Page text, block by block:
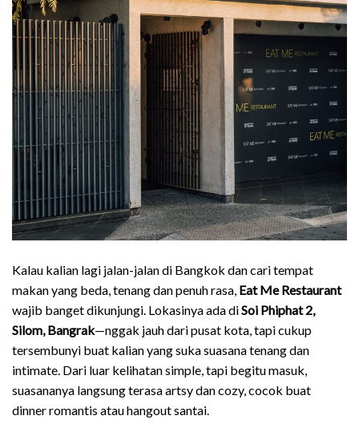
Kalau kalian lagi jalan-jalan di Bangkok dan cari tempat
makan yang beda, tenang dan penuh rasa, Eat Me Restaurant
wajib banget dikunjungi. Lokasinya ada diSoi Phiphat 2,
Silom, Bangrak—nggak jauh dari pusat kota, tapi cukup
tersembunyi buat kalian yang suka suasana tenang dan
intimate. Dari luar kelihatan simple, tapi begitu masuk,
suasananya langsung terasa artsy dan cozy, cocok buat
dinner romantis atau hangout santai.